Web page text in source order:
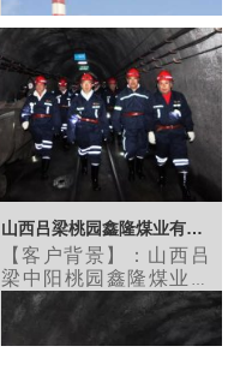
山西吕梁桃园鑫隆煤业有限公司-井下应急广播系
【客户背景】： 山西吕
梁中阳桃园鑫隆煤业有
限公司，经营范围包括
矿产资源开采：煤炭开
采、洗选及销售；废弃